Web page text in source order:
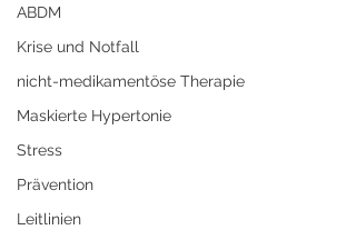
ABDM
Krise und Notfall
nicht-medikamentöse Therapie
Maskierte Hypertonie
Stress
Prävention
Leitlinien